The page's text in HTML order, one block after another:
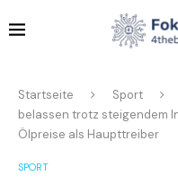
Startseite Sport
belassen trotz steigendem
Ölpreise als Haupttreiber
SPORT